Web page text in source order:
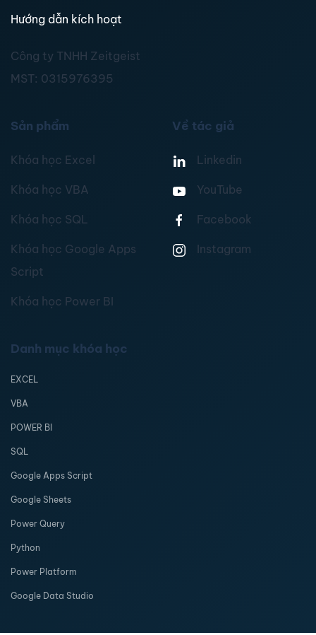
Hướng dẫn kích hoạt
Công ty TNHH Zeitgeist
MST: 0315976395
Sản phẩm
Khóa học Excel
Khóa học VBA
Khóa học SQL
Khóa học Google Apps
Script
Khóa học Power BI
Về tác giả
Linkedin
YouTube
Facebook
Instagram
Danh mục khóa học
EXCEL
VBA
POWER BI
SQL
Google Apps Script
Google Sheets
Power Query
Python
Power Platform
Google Data Studio